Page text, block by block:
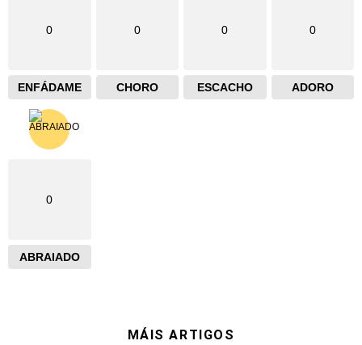
0
ENFÁDAME
0
CHORO
0
ESCACHO
0
ADORO
0
ABRAIADO
MÁIS ARTIGOS